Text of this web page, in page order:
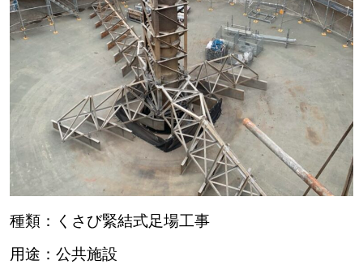
種類：くさび緊結式足場工事
用途：公共施設